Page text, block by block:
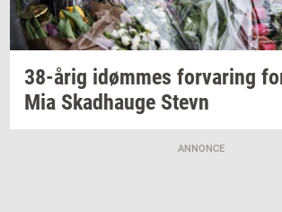
38-årig idøm­mes for­va­ring
Mia Skad­hau­ge Stevn
ANNONCE